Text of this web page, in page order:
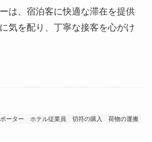
は、宿泊客に快適な滞在を提供
気を配り、丁寧な接客を心がけ
ポーター ホテル従業員 切符の購入 荷物の運搬